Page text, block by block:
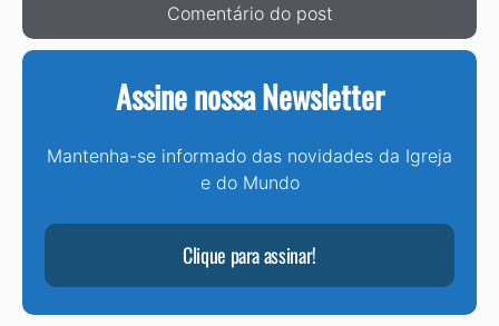
Assine nossa Newsletter
Mantenha-se informado das novidades da Igreja
e do Mundo
Clique para assinar!